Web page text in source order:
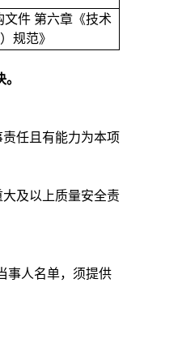
件 第六章《技术
规范》
任且有能力为本项
及以上质量安全责
事人名单，须提供